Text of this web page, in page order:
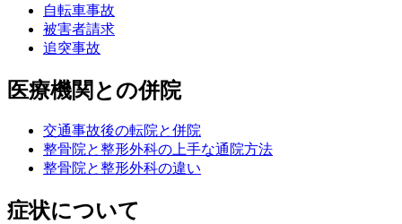
自転車事故
被害者請求
追突事故
医療機関との併院
交通事故後の転院と併院
整骨院と整形外科の上手な通院方法
整骨院と整形外科の違い
症状について